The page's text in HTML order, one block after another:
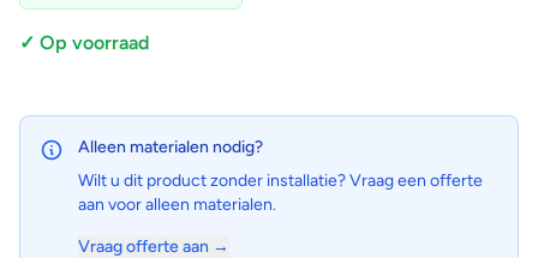
✓ Op voorraad
Alleen materialen nodig?
Wilt u dit product zonder installatie? Vraag een offerte
aan voor alleen materialen.
Vraag offerte aan →